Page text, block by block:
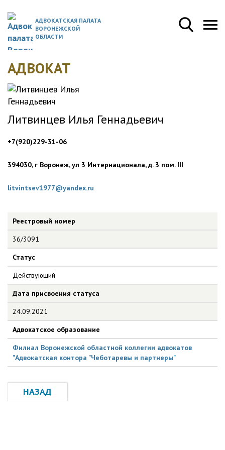
АДВОКАТСКАЯ ПАЛАТА
ВОРОНЕЖСКОЙ
ОБЛАСТИ
АДВОКАТ
Литвинцев Илья Геннадьевич
+7(920)229-31-06
394030, г Воронеж, ул 3 Интернационала, д. 3 пом. III
litvintsev1977@yandex.ru
Реестровый номер
36/3091
Статус
Действующий
Дата присвоения статуса
24.09.2021
Адвокатское образование
Филиал Воронежской областной коллегии адвокатов
"Адвокатская контора "Чеботаревы и партнеры"
НАЗАД